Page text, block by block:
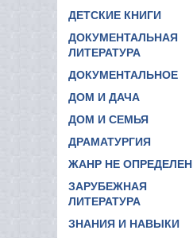
ДЕТСКИЕ КНИГИ
ДОКУМЕНТАЛЬНАЯ
ЛИТЕРАТУРА
ДОКУМЕНТАЛЬНОЕ
ДОМ И ДАЧА
ДОМ И СЕМЬЯ
ДРАМАТУРГИЯ
ЖАНР НЕ ОПРЕДЕЛЕН
ЗАРУБЕЖНАЯ
ЛИТЕРАТУРА
ЗНАНИЯ И НАВЫКИ